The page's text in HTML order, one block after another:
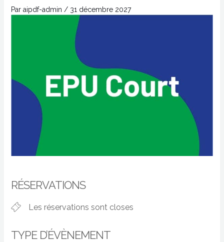
Par aipdf-admin / 31 décembre 2027
RÉSERVATIONS
Les réservations sont closes
TYPE D’ÉVÈNEMENT